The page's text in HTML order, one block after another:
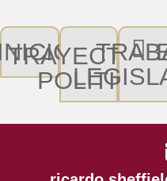
POLITICA